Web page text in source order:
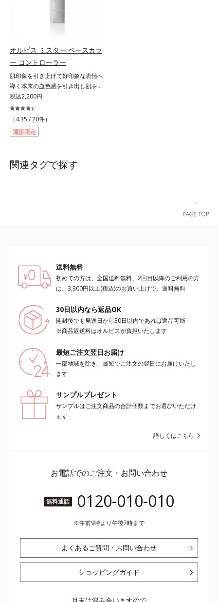
る感”を感じさせない、ほんのり血
元へ導くくすみピンク【ご使用方
す。②筆と軸についた液をビンの口
元でしごき、量を調整してから自爪
に直接塗ります。2度塗りすると、
より美しい仕上がりになります。
オルビス ミスター ベースカラ
ー コントローラー
肌印象を引き上げて好印象な表情へ
導く本来の血色感を引き出し肌を均
一に整えるベースカラー。スキンケ
ア感覚で絶好調な肌へ整えるベース
コントロールカラーです。肌トラブ
ルを“覆い隠す”のではなく、“光で整
える”オレンジフィルター理論に着
て、血色のよいイキイキとした印象
を配合。夕方までベタつき＆乾燥知
らずの、清潔感のある肌が続きま
す。さらにSPF20・PA++の紫外線カ
カット。洗顔料で簡単に落とすこと
ができ、スキンケアの延長で使いや
すい、みずみずしいクリームタイプ
後、適量（パール1～2粒大程度）を
とり、顔全体に少量ずつムラなくの
ばします。
税込2,200円
（4.35 /20件）
通販限定
関連タグで探す
送料無料
初めての方は、全国送料無料、2回目以降のご利用の方
は、3,300円以上(税込)のお買い上げで、送料無料
30日以内なら返品OK
開封後でも発送日から30日以内であれば返品可能
※商品返送料はオルビスが負担いたします
最短ご注文翌日お届け
一部地域を除き、最短でご注文の翌日にお届けいたし
ます
サンプルプレゼント
サンプルはご注文商品の合計個数までお選びいただけ
ます
詳しくはこちら
お電話でのご注文・お問い合わせ
無料通話 0120-010-010
午前9時より午後7時まで
よくあるご質問・お問い合わせ
ショッピングガイド